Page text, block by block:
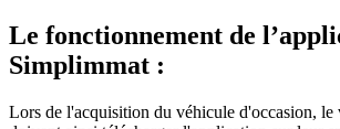
Le fonctionnement de
Simplimmat :
Lors de l'acquisition du véhicule d'occasion, le